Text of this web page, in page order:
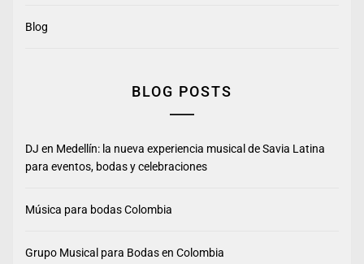
Blog
BLOG POSTS
DJ en Medellín: la nueva experiencia musical de Savia Latina
para eventos, bodas y celebraciones
Música para bodas Colombia
Grupo Musical para Bodas en Colombia